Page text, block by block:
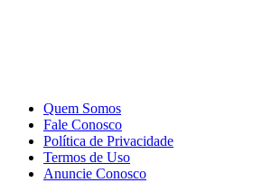
Quem Somos
Fale Conosco
Política de Privacidade
Termos de Uso
Anuncie Conosco